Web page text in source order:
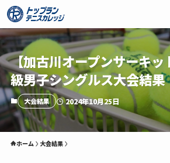
【加古川オープンサーキ
級男子シングルス大会結果
大会結果 2024年10月25日
ホーム 大会結果